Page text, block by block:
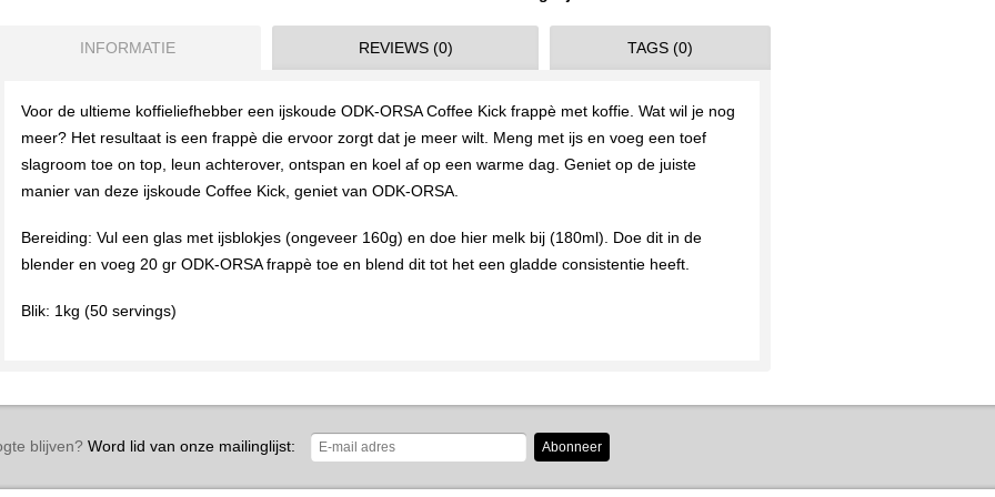
INFORMATIE REVIEWS (0) TAGS (0)
Voor de ultieme koffieliefhebber een ijskoude ODK-ORSA Coffee Kick frappè met koffie. Wat wil je nog
meer? Het resultaat is een frappè die ervoor zorgt dat je meer wilt. Meng met ijs en voeg een toef
slagroom toe on top, leun achterover, ontspan en koel af op een warme dag. Geniet op de juiste
manier van deze ijskoude Coffee Kick, geniet van ODK-ORSA.
Bereiding: Vul een glas met ijsblokjes (ongeveer 160g) en doe hier melk bij (180ml). Doe dit in de
blender en voeg 20 gr ODK-ORSA frappè toe en blend dit tot het een gladde consistentie heeft.
Blik: 1kg (50 servings)
blijven?Word lid van onze mailinglijst: Abonneer